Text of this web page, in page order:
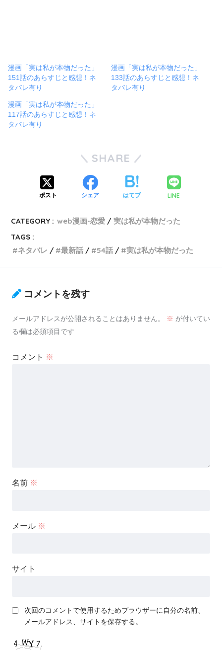
漫画「実は私が本物だった」
151話のあらすじと感想！ネ
タバレ有り
漫画「実は私が本物だった」
133話のあらすじと感想！ネ
タバレ有り
漫画「実は私が本物だった」
117話のあらすじと感想！ネ
タバレ有り
SHARE
ポスト シェア はてブ LINE
CATEGORY : web漫画-恋愛
実は私が本物だった
TAGS :
ネタバレ
最新話 54話 実は私が本物だった
コメントを残す
メールアドレスが公開されることはありません。 ※ が付いてい
る欄は必須項目です
コメント ※
名前 ※
メール ※
サイト
次回のコメントで使用するためブラウザーに自分の名前、
メールアドレス、サイトを保存する。